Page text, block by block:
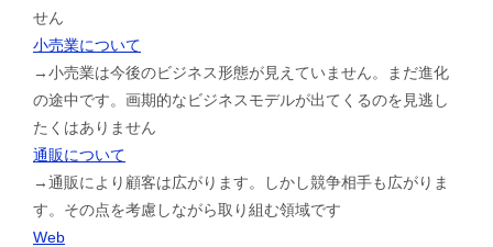
せん
小売業について
→小売業は今後のビジネス形態が見えていません。まだ進化
の途中です。画期的なビジネスモデルが出てくるのを見逃し
たくはありません
通販について
→通販により顧客は広がります。しかし競争相手も広がりま
す。その点を考慮しながら取り組む領域です
Web